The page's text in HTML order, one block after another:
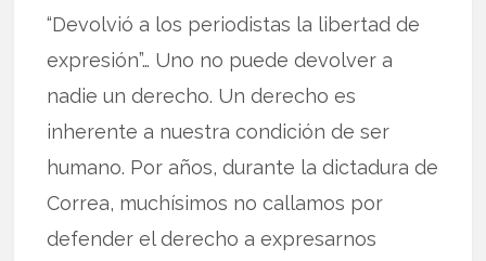
“Devolvió a los periodistas la libertad de
expresión”… Uno no puede devolver a
nadie un derecho. Un derecho es
inherente a nuestra condición de ser
humano. Por años, durante la dictadura de
Correa, muchísimos no callamos por
defender el derecho a expresarnos